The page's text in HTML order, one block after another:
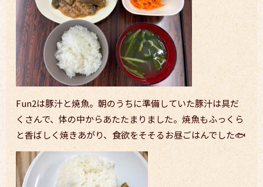
Fun2は豚汁と焼魚。朝のうちに準備していた豚汁は具だ
くさんで、体の中からあたたまりました。焼魚もふっくら
と香ばしく焼きあがり、食欲をそそるお昼ごはんでした🐟